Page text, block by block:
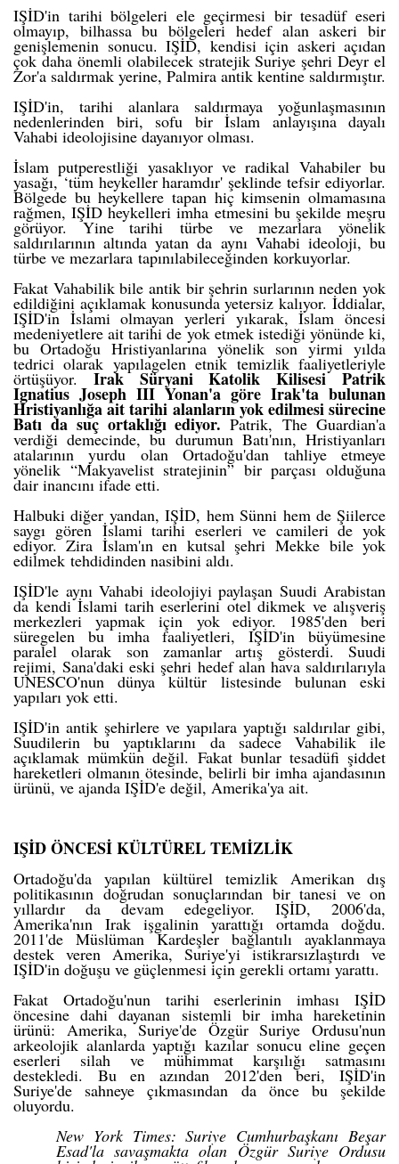
IŞİD'in tarihi bölgeleri ele geçirmesi bir tesadüf eseri
olmayıp, bilhassa bu bölgeleri hedef alan askeri bir
genişlemenin sonucu. IŞİD, kendisi için askeri açıdan
çok daha önemli olabilecek stratejik Suriye şehri Deyr el
Zor'a saldırmak yerine, Palmira antik kentine saldırmıştır.
IŞİD'in, tarihi alanlara saldırmaya yoğunlaşmasının
nedenlerinden biri, sofu bir İslam anlayışına dayalı
Vahabi ideolojisine dayanıyor olması.
İslam putperestliği yasaklıyor ve radikal Vahabiler bu
yasağı, ‘tüm heykeller haramdır' şeklinde tefsir ediyorlar.
Bölgede bu heykellere tapan hiç kimsenin olmamasına
rağmen, IŞİD heykelleri imha etmesini bu şekilde meşru
görüyor. Yine tarihi türbe ve mezarlara yönelik
saldırılarının altında yatan da aynı Vahabi ideoloji, bu
türbe ve mezarlara tapınılabileceğinden korkuyorlar.
Fakat Vahabilik bile antik bir şehrin surlarının neden yok
edildiğini açıklamak konusunda yetersiz kalıyor. İddialar,
IŞİD'in İslami olmayan yerleri yıkarak, İslam öncesi
medeniyetlere ait tarihi de yok etmek istediği yönünde ki,
bu Ortadoğu Hristiyanlarına yönelik son yirmi yılda
tedrici olarak yapılagelen etnik temizlik faaliyetleriyle
örtüşüyor. Irak Süryani Katolik Kilisesi Patrik
Ignatius Joseph III Yonan'a göre Irak'ta bulunan
Hristiyanlığa ait tarihi alanların yok edilmesi sürecine
Batı da suç ortaklığı ediyor.Patrik,The Guardian'a
verdiği demecinde, bu durumun Batı'nın, Hristiyanları
atalarının yurdu olan Ortadoğu'dan tahliye etmeye
yönelik “Makyavelist stratejinin” bir parçası olduğuna
dair inancını ifade etti.
Halbuki diğer yandan, IŞİD, hem Sünni hem de Şiilerce
saygı görenİslami tarihi eserleri ve camileri de yok
ediyor. Zira İslam'ın en kutsal şehriMekke bile yok
edilmek tehdidinden nasibini aldı.
IŞİD'le aynı Vahabi ideolojiyi paylaşan Suudi Arabistan
da kendi İslami tarih eserlerini otel dikmek ve alışveriş
merkezleri yapmak için yok ediyor. 1985'den beri
süregelen bu imha faaliyetleri, IŞİD'in büyümesine
paralel olarak son zamanlar artış gösterdi. Suudi
rejimi, Sana'daki eski şehri hedef alan hava saldırılarıyla
UNESCO'nun dünya kültür listesinde bulunan eski
yapıları yok etti.
IŞİD'in antik şehirlere ve yapılara yaptığı saldırılar gibi,
Suudilerin bu yaptıklarını da sadece Vahabilik ile
açıklamak mümkün değil. Fakat bunlar tesadüfi şiddet
hareketleri olmanın ötesinde, belirli bir imha ajandasının
ürünü, ve ajanda IŞİD'e değil, Amerika'ya ait.
IŞİD ÖNCESİ KÜLTÜREL TEMİZLİK
Ortadoğu'da yapılan kültürel temizlik Amerikan dış
politikasının doğrudan sonuçlarından bir tanesi ve on
yıllardır da devam edegeliyor. IŞİD, 2006'da,
Amerika'nın Irak işgalinin yarattığı ortamda doğdu.
2011'de Müslüman Kardeşler bağlantılı ayaklanmaya
destek veren Amerika, Suriye'yi istikrarsızlaştırdı ve
IŞİD'in doğuşu ve güçlenmesi için gerekli ortamı yarattı.
Fakat Ortadoğu'nun tarihi eserlerinin imhası IŞİD
öncesine dahi dayanan sistemli bir imha hareketinin
ürünü: Amerika, Suriye'de Özgür Suriye Ordusu'nun
arkeolojik alanlarda yaptığı kazılar sonucu eline geçen
eserleri silah ve mühimmat karşılığı satmasını
destekledi. Bu en azından 2012'den beri, IŞİD'in
Suriye'de sahneye çıkmasından da önce bu şekilde
oluyordu.
New York Times: Suriye Cumhurbaşkanı Beşar
Esad'la savaşmakta olan Özgür Suriye Ordusu